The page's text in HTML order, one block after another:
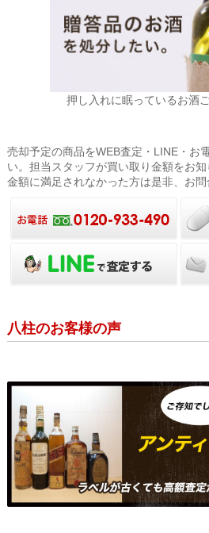
押し入れに眠っているお酒
売却予定の商品をWEB査定・LINE・お
い。担当スタッフが買い取り金額をお
金額に満足されなかった方は是非、お問
八柱のお客様の声